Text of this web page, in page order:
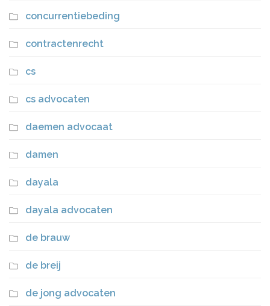
concurrentiebeding
contractenrecht
cs
cs advocaten
daemen advocaat
damen
dayala
dayala advocaten
de brauw
de breij
de jong advocaten